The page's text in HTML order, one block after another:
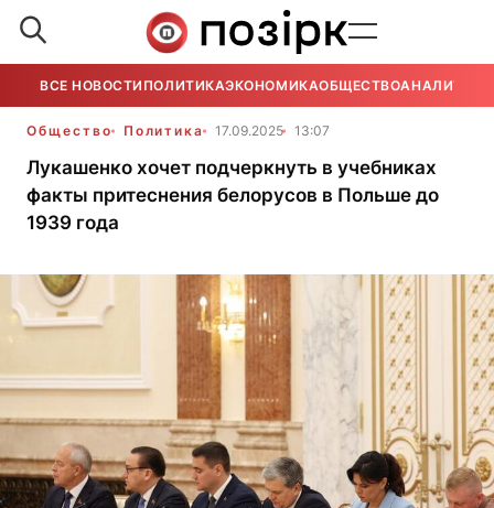
ВСЕ НОВОСТИ ПОЛИТИКАЭКОНОМИКАОБЩЕСТВОАНАЛИТИКА
Общество Политика 17.09.2025 13:07
Лукашенко хочет подчеркнуть в учебниках
факты притеснения белорусов в Польше до
1939 года